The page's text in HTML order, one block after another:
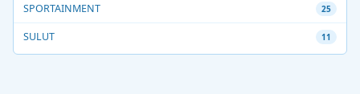
SPORTAINMENT 25
SULUT 11